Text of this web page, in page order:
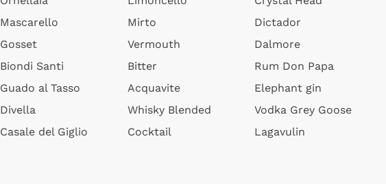
Mascarello
Gosset
Biondi Santi
Guado al Tasso
Divella
Casale del Giglio
Mirto
Vermouth
Bitter
Acquavite
Whisky Blended
Cocktail
Dictador
Dalmore
Rum Don Papa
Elephant gin
Vodka Grey Goose
Lagavulin